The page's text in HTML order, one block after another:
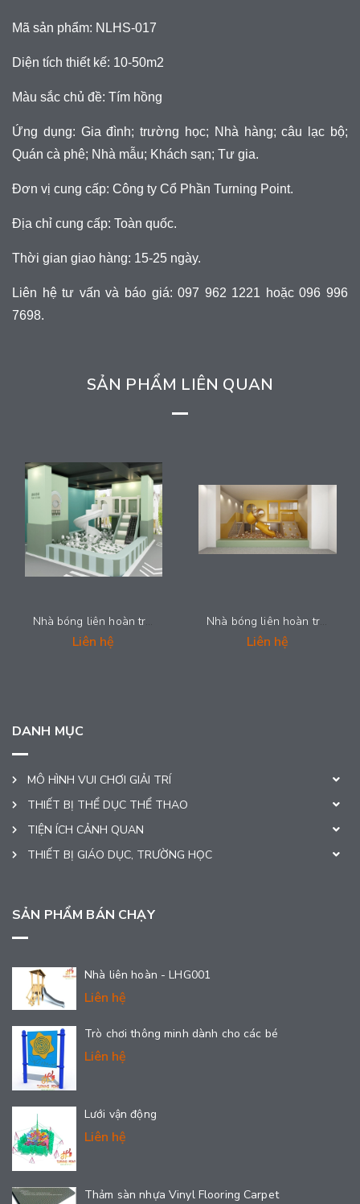
Mã sản phẩm: NLHS-017
Diện tích thiết kế: 10-50m2
Màu sắc chủ đề: Tím hồng
Ứng dụng: Gia đình; trường học; Nhà hàng; câu lạc bộ;
Quán cà phê; Nhà mẫu; Khách sạn; Tư gia.
Đơn vị cung cấp: Công ty Cổ Phần Turning Point.
Địa chỉ cung cấp: Toàn quốc.
Thời gian giao hàng: 15-25 ngày.
Liên hệ tư vấn và báo giá: 097 962 1221 hoặc 096 996
7698.
SẢN PHẨM LIÊN QUAN
Nhà bóng liên hoàn trẻ em - NLHS-124
Liên hệ
Nhà bóng liên hoàn trẻ em - NLHS-123
Liên hệ
DANH MỤC
MÔ HÌNH VUI CHƠI GIẢI TRÍ
THIẾT BỊ THỂ DỤC THỂ THAO
TIỆN ÍCH CẢNH QUAN
THIẾT BỊ GIÁO DỤC, TRƯỜNG HỌC
SẢN PHẨM BÁN CHẠY
Nhà liên hoàn - LHG001
Liên hệ
Trò chơi thông minh dành cho các bé
Liên hệ
Lưới vận động
Liên hệ
Thảm sàn nhựa Vinyl Flooring Carpet